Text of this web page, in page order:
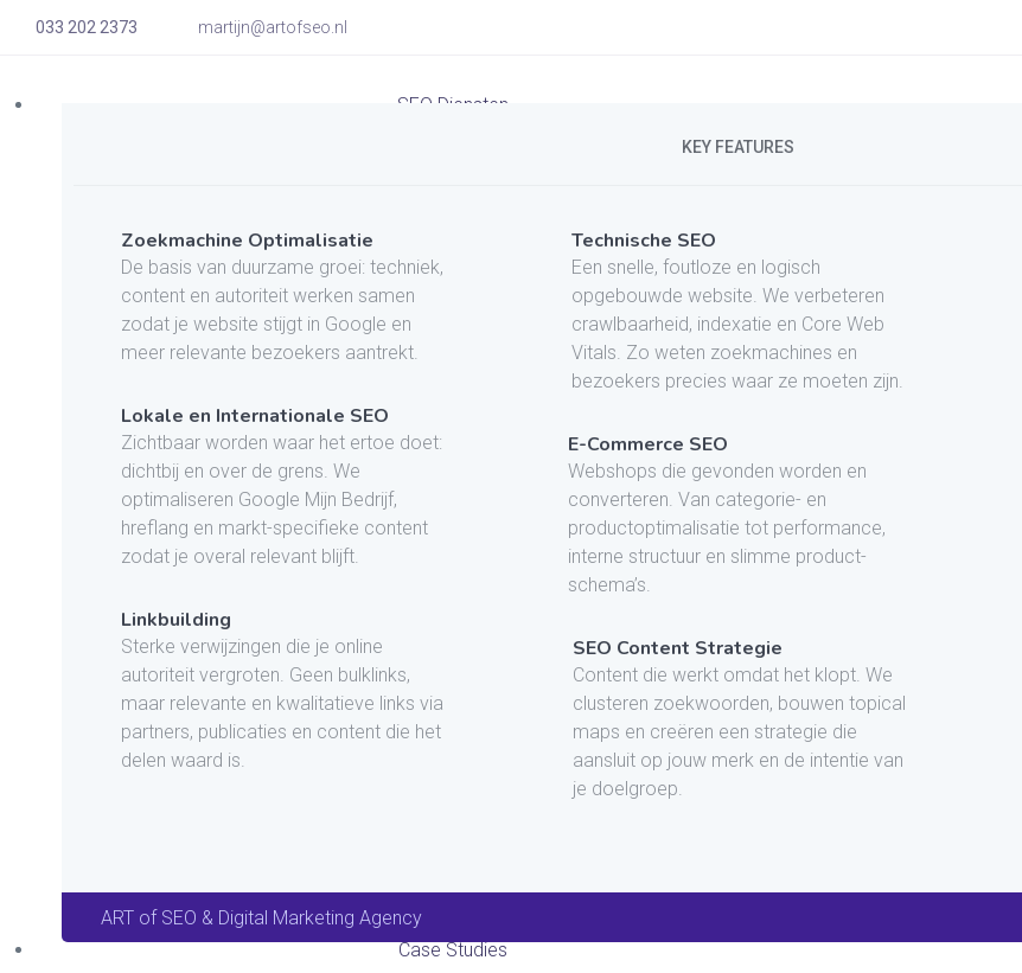
033 202 2373 martijn@artofseo.nl
SEO Diensten
KEY FEATURES
Zoekmachine Optimalisatie
De basis van duurzame groei: techniek,
content en autoriteit werken samen
zodat je website stijgt in Google en
meer relevante bezoekers aantrekt.
Lokale en Internationale SEO
Zichtbaar worden waar het ertoe doet:
dichtbij en over de grens. We
optimaliseren Google Mijn Bedrijf,
hreflang en markt-specifieke content
zodat je overal relevant blijft.
Linkbuilding
Sterke verwijzingen die je online
autoriteit vergroten. Geen bulklinks,
maar relevante en kwalitatieve links via
partners, publicaties en content die het
delen waard is.
Technische SEO
Een snelle, foutloze en logisch
opgebouwde website. We verbeteren
crawlbaarheid, indexatie en Core Web
Vitals. Zo weten zoekmachines en
bezoekers precies waar ze moeten zijn.
E-Commerce SEO
Webshops die gevonden worden en
converteren. Van categorie- en
productoptimalisatie tot performance,
interne structuur en slimme product-
schema’s.
SEO Content Strategie
Content die werkt omdat het klopt. We
clusteren zoekwoorden, bouwen topical
maps en creëren een strategie die
aansluit op jouw merk en de intentie van
je doelgroep.
ART of SEO & Digital Marketing Agency
Case Studies